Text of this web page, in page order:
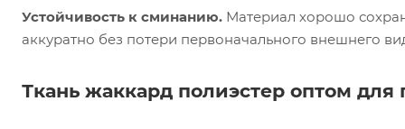
Устойчивость к сминанию. Материал хорошо
аккуратно без потери первоначального внешнего
Ткань жаккард полиэстер оптом для